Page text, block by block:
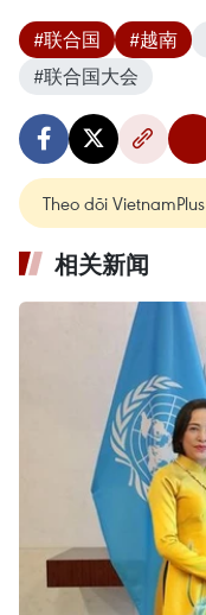
#联合国 #越南
#联合国大会
Theo dõi VietnamPlus
相关新闻